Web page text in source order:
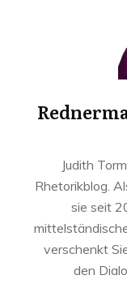
Judith
Rhetorikblog.
sie seit
verschenkt
den